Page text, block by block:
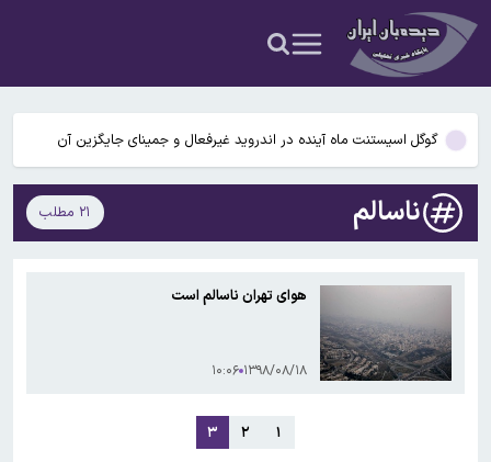
سخنگوی کمیسیون امنیت ملی: کریدور تحمیلی آمریکا در تنگه هرمز را
نمی‌پذیریم
راز رنگ آبی در صندلی های هواپیما چیست؟
گوگل اسیستنت ماه آینده در اندروید غیرفعال و جمینای جایگزین آن
می‌شود
اختلال در دسترسی کاربران ایرانی به ChatGPT
پنجره نقل‌وانتقالات استقلال بسته ماند؛ ثبت قرارداد بازیکنان ممنوع شد
سخنگوی کمیسیون امنیت ملی: کریدور تحمیلی آمریکا در تنگه هرمز را
راز رنگ آبی در صندلی های هواپیما چیست؟
گوگل اسیستنت ماه آینده در اندروید غیرفعال و جمینای جایگزین آن
ناسالم ۲۱ مطلب
هوای تهران ناسالم است
۱۳۹۸/۰۸/۱۸ ۱۰:۰۶
۱ ۲ ۳